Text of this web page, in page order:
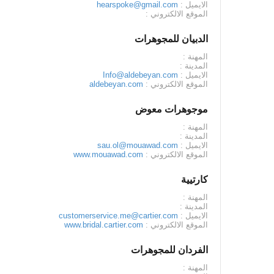
الايميل : hearspoke@gmail.com
الموقع الالكتروني :
الدبيان للمجوهرات
المهنة :
المدينة :
الايميل : Info@aldebeyan.com
الموقع الالكتروني : aldebeyan.com
موجوهرات معوض
المهنة :
المدينة :
الايميل : sau.ol@mouawad.com
الموقع الالكتروني : www.mouawad.com
كارتيية
المهنة :
المدينة :
الايميل : customerservice.me@cartier.com
الموقع الالكتروني : www.bridal.cartier.com
الفردان للمجوهرات
المهنة :